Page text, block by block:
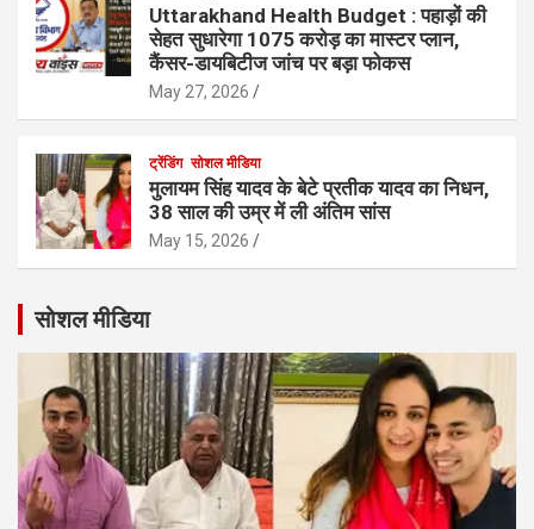
Uttarakhand Health Budget : पहाड़ों की
सेहत सुधारेगा 1075 करोड़ का मास्टर प्लान,
कैंसर-डायबिटीज जांच पर बड़ा फोकस
May 27, 2026
ट्रेंडिंग सोशल मीडिया
मुलायम सिंह यादव के बेटे प्रतीक यादव का निधन,
38 साल की उम्र में ली अंतिम सांस
May 15, 2026
सोशल मीडिया